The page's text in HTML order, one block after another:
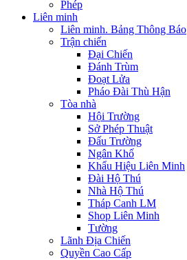
Phép
Liên minh
Liên minh. Bảng Thông Báo
Trận chiến
Đại Chiến
Đánh Trùm
Đoạt Lửa
Pháo Đài Thù Hận
Tòa nhà
Hội Trường
Sở Phép Thuật
Đấu Trường
Ngân Khố
Khẩu Hiệu Liên Minh
Đài Hộ Thú
Nhà Hộ Thú
Tháp Canh LM
Shop Liên Minh
Tường
Lãnh Địa Chiến
Quyền Cao Cấp